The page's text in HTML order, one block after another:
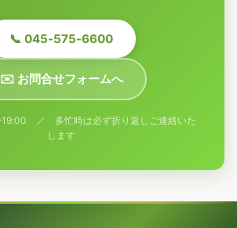
📞 045-575-6600
✉️ お問合せフォームへ
19:00 ／ 多忙時は必ず折り返しご連絡いた
します